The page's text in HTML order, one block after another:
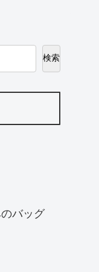
検索
のバッグ